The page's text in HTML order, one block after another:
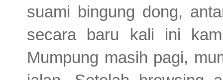
suami bingung dong,
secara baru kali ini
Mumpung masih pagi,